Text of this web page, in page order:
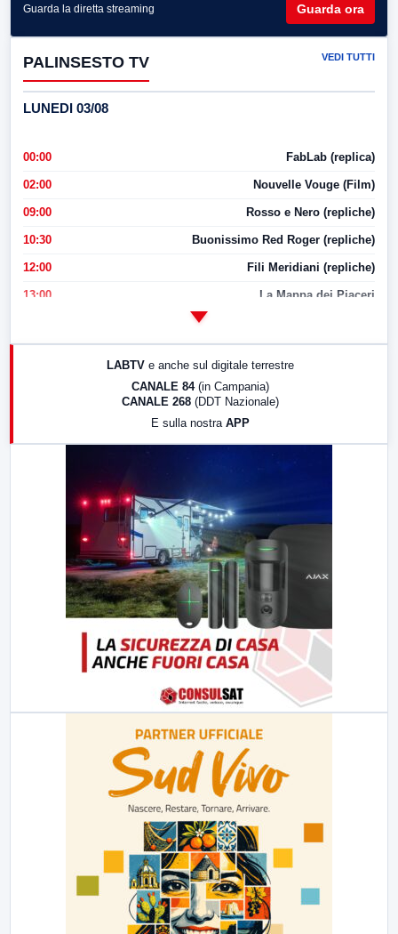
Guarda la diretta streaming Guarda ora
PALINSESTO TV VEDI TUTTI
LUNEDI 03/08
00:00 FabLab (replica)
02:00 Nouvelle Vouge (Film)
09:00 Rosso e Nero (repliche)
10:30 Buonissimo Red Roger (repliche)
12:00 Fili Meridiani (repliche)
13:00 La Mappa dei Piaceri
LABTV e anche sul digitale terrestre
CANALE 84 (in Campania)
CANALE 268 (DDT Nazionale)
E sulla nostra APP